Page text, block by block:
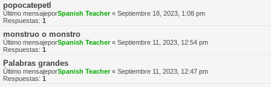
popocatepetl
Último mensajeporSpanish Teacher« Septiembre 18, 2023, 1:08 pm
Respuestas: 1
monstruo o monstro
Último mensajeporSpanish Teacher« Septiembre 11, 2023, 12:54 pm
Respuestas: 1
Palabras grandes
Último mensajeporSpanish Teacher« Septiembre 11, 2023, 12:47 pm
Respuestas: 1